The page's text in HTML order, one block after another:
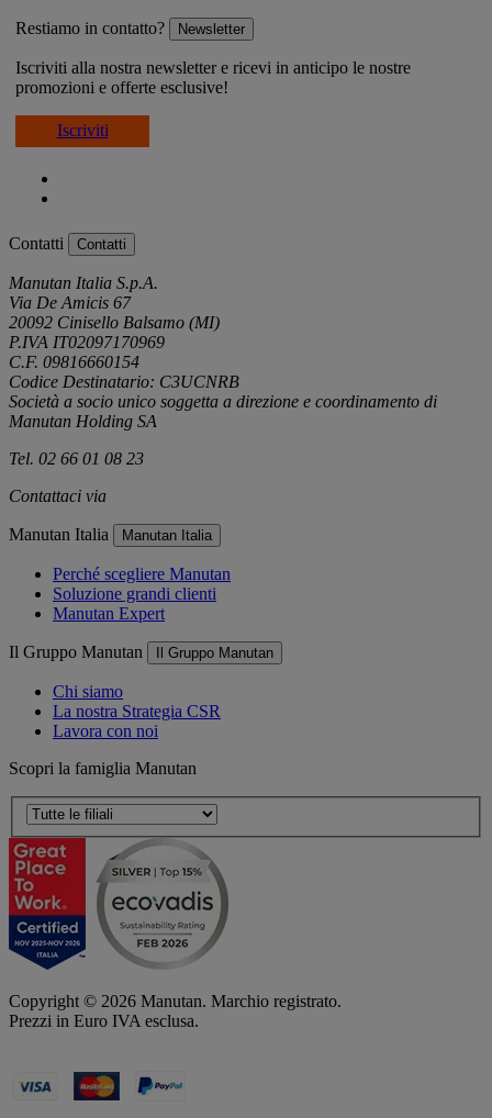
Restiamo in contatto? Newsletter
Iscriviti alla nostra newsletter e ricevi in anticipo le nostre
promozioni e offerte esclusive!
Iscriviti
Contatti Contatti
Manutan Italia S.p.A.
Via De Amicis 67
20092 Cinisello Balsamo (MI)
P.IVA IT02097170969
C.F. 09816660154
Codice Destinatario: C3UCNRB
Società a socio unico soggetta a direzione e coordinamento di
Manutan Holding SA
Tel. 02 66 01 08 23
Contattaci via
Manutan Italia Manutan Italia
Perché scegliere Manutan
Soluzione grandi clienti
Manutan Expert
Il Gruppo Manutan Il Gruppo Manutan
Chi siamo
La nostra Strategia CSR
Lavora con noi
Scopri la famiglia Manutan
Copyright © 2026 Manutan. Marchio registrato.
Prezzi in Euro IVA esclusa.